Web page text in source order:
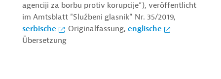
agenciji za borbu protiv korupcije“), veröffentlicht
im Amtsblatt "Službeni glasnik“ Nr. 35/2019,
serbische
Originalfassung, englische
Übersetzung